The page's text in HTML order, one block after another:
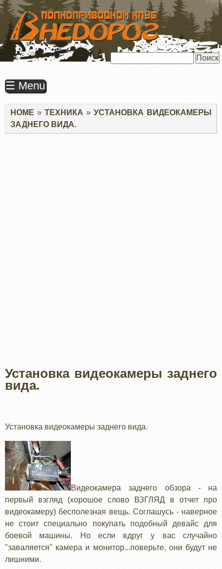
ПЕРЕЙТИ
ОСНОВНОМУ
СОДЕРЖАНИЮ
☰ Menu
Строка
навигации
HOME ТЕХНИКА
УСТАНОВКА ВИДЕОКАМЕРЫ
ЗАДНЕГО ВИДА.
Установка видеокамеры заднего
вида.
Установка видеокамеры заднего вида.
Видеокамера заднего обзора - на
первый взгляд (хорошое слово ВЗГЛЯД в отчет про
видеокамеру) бесполезная вещь. Соглашусь - наверное
не стоит специально покупать подобный девайс для
боевой машины. Но если вдруг у вас случайно
"заваляется" камера и монитор...поверьте, они будут не
лишними.